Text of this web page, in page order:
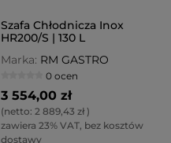
Szafa Chłodnicza Inox
HR200/S | 130 L
Marka: RM GASTRO
0 ocen
3 554,00 zł
(netto: 2 889,43 zł)
zawiera 23% VAT, bez kosztów
dostawy